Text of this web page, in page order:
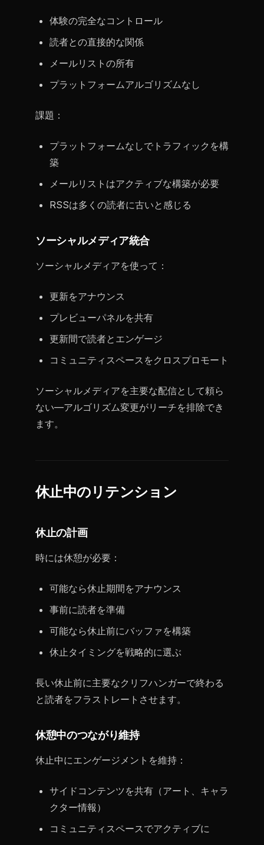
体験の完全なコントロール
読者との直接的な関係
メールリストの所有
プラットフォームアルゴリズムなし
課題：
プラットフォームなしでトラフィックを構
築
メールリストはアクティブな構築が必要
RSSは多くの読者に古いと感じる
ソーシャルメディア統合
ソーシャルメディアを使って：
更新をアナウンス
プレビューパネルを共有
更新間で読者とエンゲージ
コミュニティスペースをクロスプロモート
ソーシャルメディアを主要な配信として頼ら
ない—アルゴリズム変更がリーチを排除でき
ます。
休止中のリテンション
休止の計画
時には休憩が必要：
可能なら休止期間をアナウンス
事前に読者を準備
可能なら休止前にバッファを構築
休止タイミングを戦略的に選ぶ
長い休止前に主要なクリフハンガーで終わる
と読者をフラストレートさせます。
休憩中のつながり維持
休止中にエンゲージメントを維持：
サイドコンテンツを共有（アート、キャラ
クター情報）
コミュニティスペースでアクティブに